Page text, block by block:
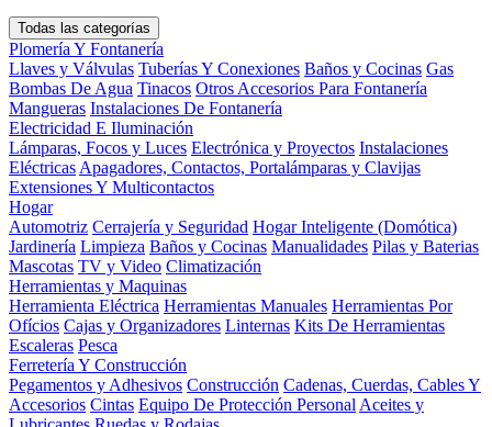
Todas las categorías
Plomería Y Fontanería
Llaves y Válvulas Tuberías Y Conexiones Baños y Cocinas Gas
Bombas De Agua Tinacos Otros Accesorios Para Fontanería
Mangueras Instalaciones De Fontanería
Electricidad E Iluminación
Lámparas, Focos y Luces Electrónica y Proyectos Instalaciones
Eléctricas Apagadores, Contactos, Portalámparas y Clavijas
Extensiones Y Multicontactos
Hogar
Automotriz Cerrajería y Seguridad Hogar Inteligente (Domótica)
Jardinería Limpieza Baños y Cocinas Manualidades Pilas y Baterias
Mascotas TV y Video Climatización
Herramientas y Maquinas
Herramienta Eléctrica Herramientas Manuales Herramientas Por
Ofícios Cajas y Organizadores Linternas Kits De Herramientas
Escaleras Pesca
Ferretería Y Construcción
Pegamentos y Adhesivos Construcción Cadenas, Cuerdas, Cables Y
Accesorios Cintas Equipo De Protección Personal Aceites y